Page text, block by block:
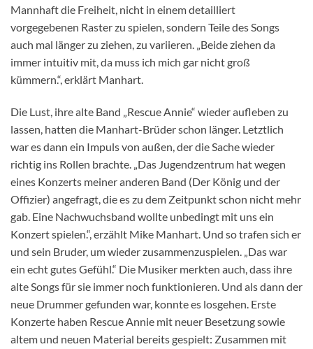
Mannhaft die Freiheit, nicht in einem detailliert
vorgegebenen Raster zu spielen, sondern Teile des Songs
auch mal länger zu ziehen, zu variieren. „Beide ziehen da
immer intuitiv mit, da muss ich mich gar nicht groß
kümmern.“, erklärt Manhart.
Die Lust, ihre alte Band „Rescue Annie“ wieder aufleben zu
lassen, hatten die Manhart-Brüder schon länger. Letztlich
war es dann ein Impuls von außen, der die Sache wieder
richtig ins Rollen brachte. „Das Jugendzentrum hat wegen
eines Konzerts meiner anderen Band (Der König und der
Offizier) angefragt, die es zu dem Zeitpunkt schon nicht mehr
gab. Eine Nachwuchsband wollte unbedingt mit uns ein
Konzert spielen.“, erzählt Mike Manhart. Und so trafen sich er
und sein Bruder, um wieder zusammenzuspielen. „Das war
ein echt gutes Gefühl.“ Die Musiker merkten auch, dass ihre
alte Songs für sie immer noch funktionieren. Und als dann der
neue Drummer gefunden war, konnte es losgehen. Erste
Konzerte haben Rescue Annie mit neuer Besetzung sowie
altem und neuen Material bereits gespielt: Zusammen mit